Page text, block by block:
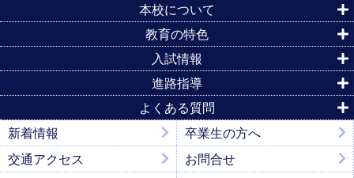
本校について
教育の特色
入試情報
進路指導
よくある質問
新着情報
卒業生の方へ
交通アクセス
お問合せ